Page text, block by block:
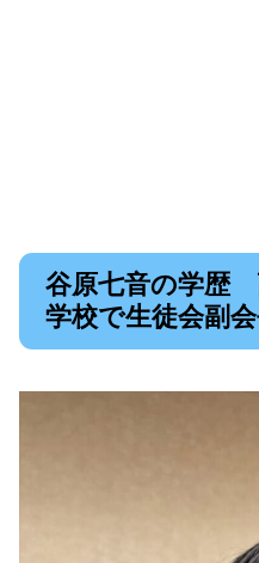
谷原七音の学歴
学校で生徒会副